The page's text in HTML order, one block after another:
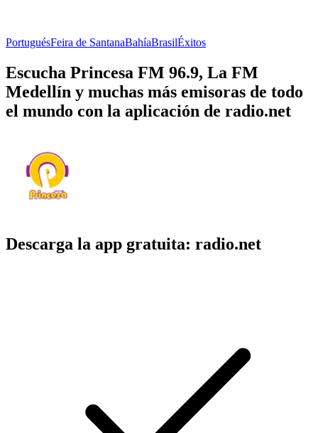
PortuguésFeira de SantanaBahíaBrasilÉxitos
Escucha Princesa FM 96.9, La FM
Medellín y muchas más emisoras de todo
el mundo con la aplicación de radio.net
Descarga la app gratuita: radio.net